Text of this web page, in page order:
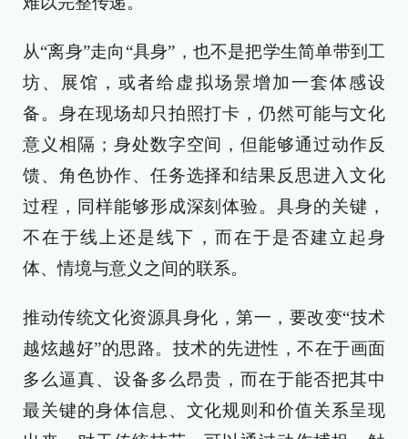
从“离身”走向“具身”，也不是把学生简单带到工
坊、展馆，或者给虚拟场景增加一套体感设
备。身在现场却只拍照打卡，仍然可能与文化
意义相隔；身处数字空间，但能够通过动作反
馈、角色协作、任务选择和结果反思进入文化
过程，同样能够形成深刻体验。具身的关键，
不在于线上还是线下，而在于是否建立起身
体、情境与意义之间的联系。
推动传统文化资源具身化，第一，要改变“技术
越炫越好”的思路。技术的先进性，不在于画面
多么逼真、设备多么昂贵，而在于能否把其中
最关键的身体信息、文化规则和价值关系呈现